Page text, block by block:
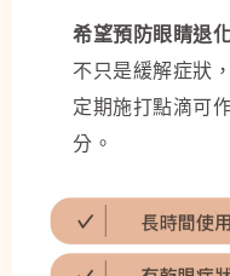
希望預防眼睛退
不只是緩解症狀
定期施打點滴可
分。